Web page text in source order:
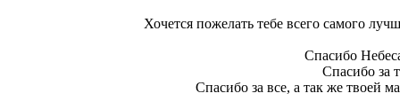
Хочется пожелать тебе всего самого
Спасибо
Спасибо за
Спасибо за все, а так же твоей